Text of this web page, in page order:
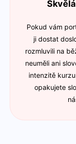
Pokud vám
ji dostat
rozmluvili na
neuměli ani
intenzitě
opakujete